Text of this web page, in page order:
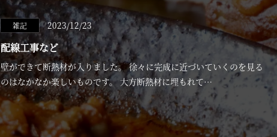
雑記 2023/12/23
配線工事など
壁ができて断熱材が入りました。 徐々に完成に近づいていくのを見る
のはなかなか楽しいものです。 大方断熱材に埋もれて…